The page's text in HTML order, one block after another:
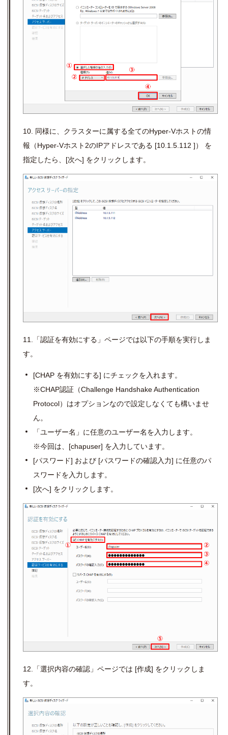
10. 同様に、クラスターに属する全てのHyper-Vホストの情
報（Hyper-Vホスト2のIPアドレスである [10.1.5.112 ]） を
指定したら、[次へ] をクリックします。
11.「認証を有効にする」ページでは以下の手順を実行しま
す。
[CHAP を有効にする] にチェックを入れます。
※CHAP認証（Challenge Handshake Authentication
Protocol）はオプションなので設定しなくても構いませ
ん。
「ユーザー名」に任意のユーザー名を入力します。
※今回は、 [chapuser] を入力しています。
[パスワード] および [パスワードの確認入力] に任意のパ
スワードを入力します。
[次へ] をクリックします。
12.「選択内容の確認」ページでは [作成] をクリックしま
す。